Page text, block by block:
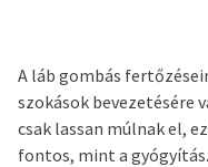
A láb gombás
szokások bevezetésére
csak lassan múlnak el,
fontos, mint a gyógyítás.